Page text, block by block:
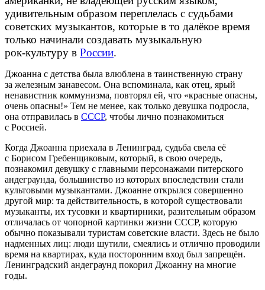
удивительным образом переплелась с судьбами
советских музыкантов, которые в то далёкое время
только начинали создавать музыкальную
рок-культуру в России.
Джоанна с детства была влюблена в таинственную страну
за железным занавесом. Она вспоминала, как отец, ярый
ненавистник коммунизма, повторял ей, что «красные опасны,
очень опасны!» Тем не менее, как только девушка подросла,
она отправилась в СССР, чтобы лично познакомиться
с Россией.
Когда Джоанна приехала в Ленинград, судьба свела её
с Борисом Гребенщиковым, который, в свою очередь,
познакомил девушку с главными персонажами питерского
андеграунда, большинство из которых впоследствии стали
культовыми музыкантами. Джоанне открылся совершенно
другой мир: та действительность, в которой существовали
музыканты, их тусовки и квартирники, разительным образом
отличалась от чопорной картинки жизни СССР, которую
обычно показывали туристам советские власти. Здесь не было
надменных лиц: люди шутили, смеялись и отлично проводили
время на квартирах, куда посторонним вход был запрещён.
Ленинградский андеграунд покорил Джоанну на многие
годы.